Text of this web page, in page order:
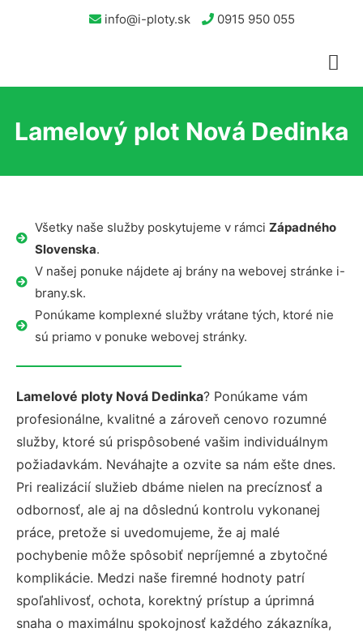
info@i-ploty.sk 0915 950 055
Lamelový plot Nová Dedinka
Všetky naše služby poskytujeme v rámci Západného
Slovenska.
V našej ponuke nájdete aj brány na webovej stránke i-
brany.sk.
Ponúkame komplexné služby vrátane tých, ktoré nie
sú priamo v ponuke webovej stránky.
Lamelové ploty Nová Dedinka? Ponúkame vám
profesionálne, kvalitné a zároveň cenovo rozumné
služby, ktoré sú prispôsobené vašim individuálnym
požiadavkám. Neváhajte a ozvite sa nám ešte dnes.
Pri realizácií služieb dbáme nielen na precíznosť a
odbornosť, ale aj na dôslednú kontrolu vykonanej
práce, pretože si uvedomujeme, že aj malé
pochybenie môže spôsobiť nepríjemné a zbytočné
komplikácie. Medzi naše firemné hodnoty patrí
spoľahlivosť, ochota, korektný prístup a úprimná
snaha o maximálnu spokojnosť každého zákazníka,